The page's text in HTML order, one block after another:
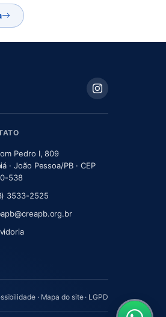
Pedro I, 809
· João Pessoa/PB · CEP
538
3533-2525
· Mapa do site· LGPD